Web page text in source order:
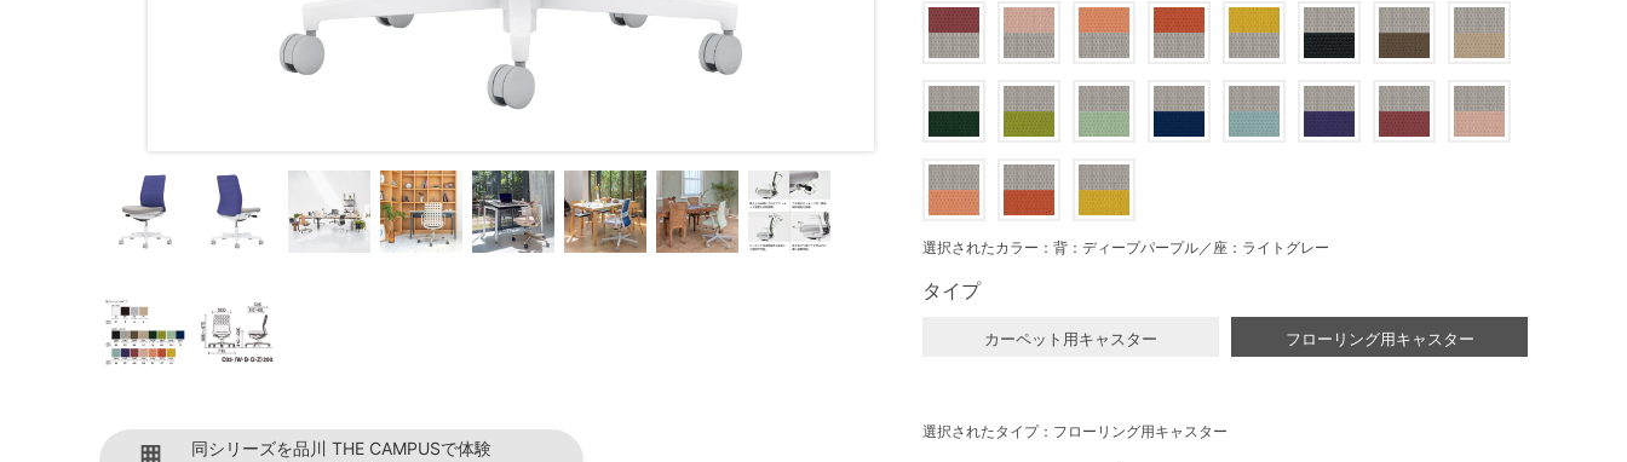
同シリーズを品川 THE CAMPUSで体験
選択されたカラー：背：ディープパープル／座：ライトグレー
タイプ
カーペット用キャスター フローリング用キャスター
選択されたタイプ：フローリング用キャスター